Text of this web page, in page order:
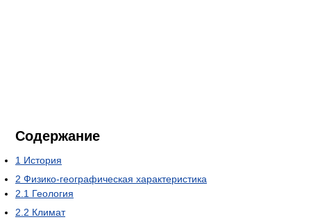
Содержание
1 История
2 Физико-географическая характеристика
2.1 Геология
2.2 Климат